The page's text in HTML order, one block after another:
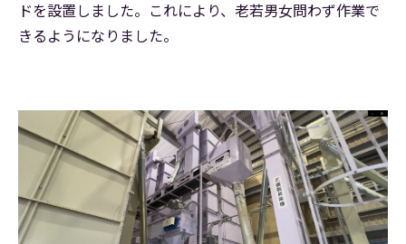
ドを設置しました。これにより、老若男女問わず作業で
きるようになりました。